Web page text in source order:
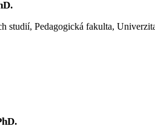
studií, Pedagogická fakulta,